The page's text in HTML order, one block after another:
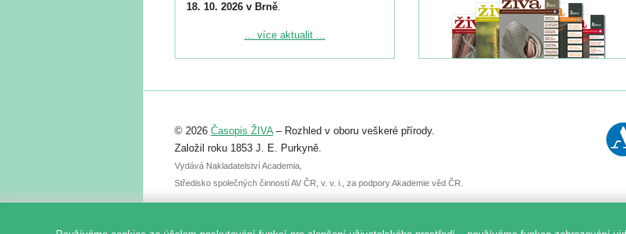
18. 10. 2026 v Brně.
Podrobnější informace ke konferenci
Registrovat se můžete do 6. září.
abstraktu přihlášené přednášky nebo
posteru je už 30. června.
... více aktualit ...
© 2026 Časopis ŽIVA– Rozhled v oboru veškeré přírody.
Založil roku 1853 J. E. Purkyně.
Vydává Nakladatelství Academia,
Středisko společných činností AV ČR, v. v. i., za podpory Akademie věd ČR.